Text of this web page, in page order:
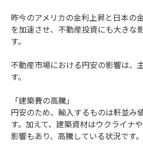
昨今のアメリカの金利上昇と日本の
を加速させ、不動産投資にも大きな
す。
不動産市場における円安の影響は、
す。
「建築費の高騰」
円安のため、輸入するものは軒並み
す。加えて、建築資材はウクライナ
影響もあり、高騰している状況です。